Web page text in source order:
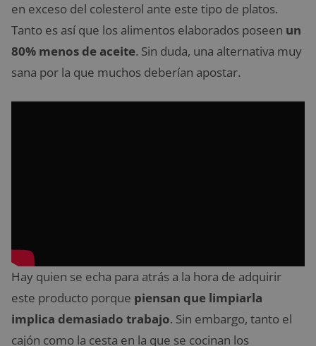
en exceso del colesterol ante este tipo de platos.
Tanto es así que los alimentos elaborados poseen un
80% menos de aceite. Sin duda, una alternativa muy
sana por la que muchos deberían apostar.
Hay quien se echa para atrás a la hora de adquirir
este producto porque piensan que limpiarla
implica demasiado trabajo. Sin embargo, tanto el
cajón como la cesta en la que se cocinan los